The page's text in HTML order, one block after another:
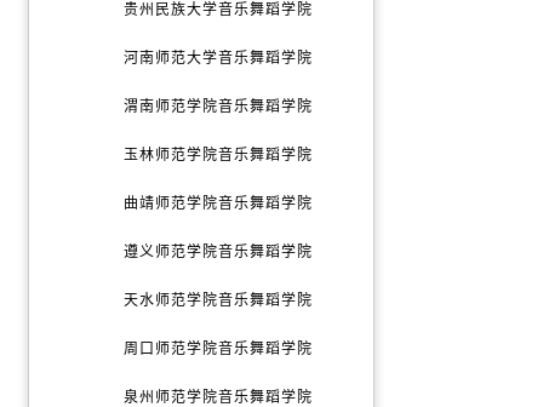
贵州民族大学音乐舞蹈学院
河南师范大学音乐舞蹈学院
渭南师范学院音乐舞蹈学院
玉林师范学院音乐舞蹈学院
曲靖师范学院音乐舞蹈学院
遵义师范学院音乐舞蹈学院
天水师范学院音乐舞蹈学院
周口师范学院音乐舞蹈学院
泉州师范学院音乐舞蹈学院